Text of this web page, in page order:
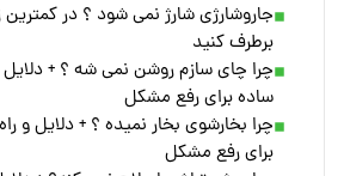
جاروشارژی شارژ نمی شود ؟ در
برطرف کنید
چرا چای سازم روشن نمی شه ؟ +
ساده برای رفع مشکل
چرا بخارشوی بخار نمیده ؟ + دلایل و
برای رفع مشکل